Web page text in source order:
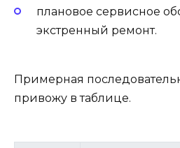
плановое сервисное
экстренный ремонт.
Примерная
привожу в таблице.